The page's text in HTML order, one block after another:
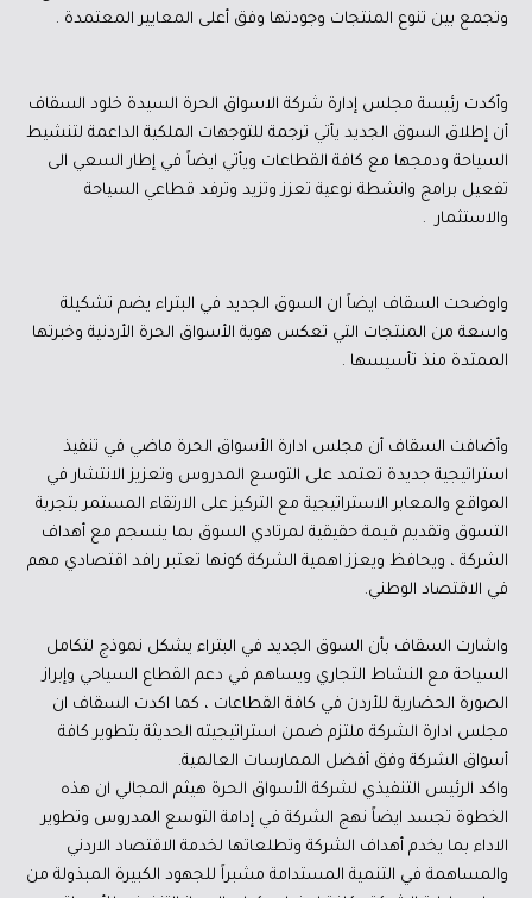
وتجمع بين تنوع المنتجات وجودتها وفق أعلى المعايير المعتمدة .
وأكدت رئيسة مجلس إدارة شركة الاسواق الحرة السيدة خلود السقاف
أن إطلاق السوق الجديد يأتي ترجمة للتوجهات الملكية الداعمة لتنشيط
السياحة ودمجها مع كافة القطاعات ويأتي ايضاً في إطار السعي الى
تفعيل برامج وانشطة نوعية تعزز وتزيد وترفد قطاعي السياحة
والاستثمار .
واوضحت السقاف ايضاً ان السوق الجديد في البتراء يضم تشكيلة
واسعة من المنتجات التي تعكس هوية الأسواق الحرة الأردنية وخبرتها
الممتدة منذ تأسيسها .
وأضافت السقاف أن مجلس ادارة الأسواق الحرة ماضي في تنفيذ
استراتيجية جديدة تعتمد على التوسع المدروس وتعزيز الانتشار في
المواقع والمعابر الاستراتيجية مع التركيز على الارتقاء المستمر بتجربة
التسوق وتقديم قيمة حقيقية لمرتادي السوق بما ينسجم مع أهداف
الشركة ، ويحافظ ويعزز اهمية الشركة كونها تعتبر رافد اقتصادي مهم
في الاقتصاد الوطني.
واشارت السقاف بأن السوق الجديد في البتراء يشكل نموذج لتكامل
السياحة مع النشاط التجاري ويساهم في دعم القطاع السياحي وإبراز
الصورة الحضارية للأردن في كافة القطاعات ، كما اكدت السقاف ان
مجلس ادارة الشركة ملتزم ضمن استراتيجيته الحديثة بتطوير كافة
أسواق الشركة وفق أفضل الممارسات العالمية.
واكد الرئيس التنفيذي لشركة الأسواق الحرة هيثم المجالي ان هذه
الخطوة تجسد ايضاً نهج الشركة في إدامة التوسع المدروس وتطوير
الاداء بما يخدم أهداف الشركة وتطلعاتها لخدمة الاقتصاد الاردني
والمساهمة في التنمية المستدامة مشبراً للجهود الكبيرة المبذولة من